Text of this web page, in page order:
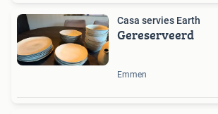
Casa servies Earth
Gereserveerd
Emmen